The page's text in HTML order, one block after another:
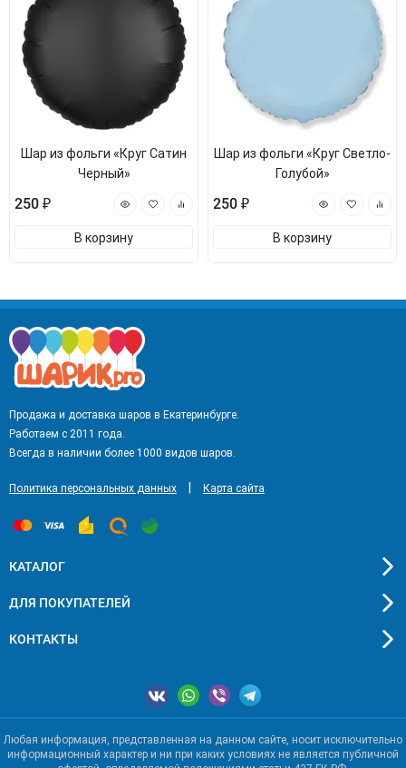
Шар из фольги «Круг Сатин
Черный»
250 ₽
В корзину
Шар из фольги «Круг Светло-
Голубой»
250 ₽
В корзину
Продажа и доставка шаров в Екатеринбурге.
Работаем с 2011 года.
Всегда в наличии более 1000 видов шаров.
Политика персональных данных Карта сайта
КАТАЛОГ
ДЛЯ ПОКУПАТЕЛЕЙ
КОНТАКТЫ
Любая информация, представленная на данном сайте, носит исключительно
информационный характер и ни при каких условиях не является публичной